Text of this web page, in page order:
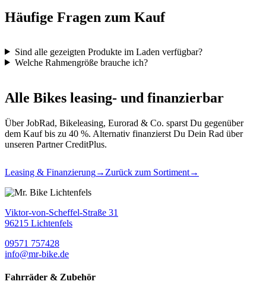
Häufige Fragen zum Kauf
Sind alle gezeigten Produkte im Laden verfügbar?
Welche Rahmengröße brauche ich?
Alle Bikes leasing- und finanzierbar
Über JobRad, Bikeleasing, Eurorad & Co. sparst Du gegenüber
dem Kauf bis zu 40 %. Alternativ finanzierst Du Dein Rad über
unseren Partner CreditPlus.
Leasing & Finanzierung→ Zurück zum Sortiment→
Viktor-von-Scheffel-Straße 31
96215 Lichtenfels
09571 757428
info@mr-bike.de
Fahrräder & Zubehör